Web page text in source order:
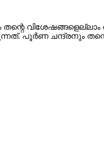
വിശേഷങ്ങളെല്ലാം
പൂര്‍ണ ചന്ദ്രനും